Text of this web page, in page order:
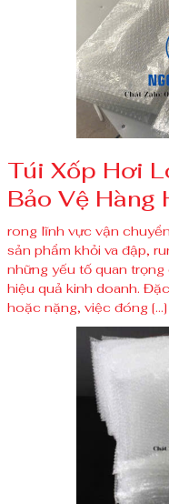
Túi Xốp Hơi
Bảo Vệ Hàng
rong lĩnh vực vận
sản phẩm khỏi va đập,
những yếu tố quan trọng
hiệu quả kinh doanh.
hoặc nặng, việc đóng […]